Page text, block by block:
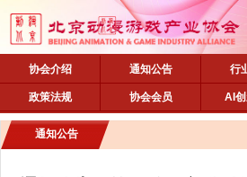
协会介绍 通知公告 行
政策法规 协会会员 AI
通知公告